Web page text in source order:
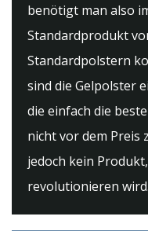
benötigt man also
Standardprodukt
Standardpolstern
sind die Gelpolster
die einfach die
nicht vor dem Preis
jedoch kein
revolutionieren wird.